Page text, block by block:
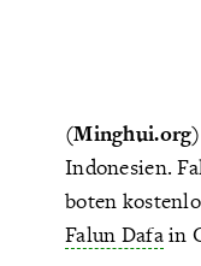
(Minghui.org)
Indonesien.
boten
Falun Dafain